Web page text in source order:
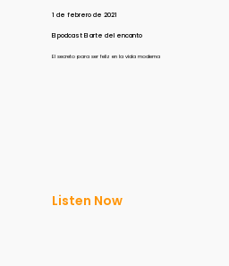
1 de febrero de 2021
El podcast El arte del encanto
El secreto para ser feliz en la vida moderna
Listen Now